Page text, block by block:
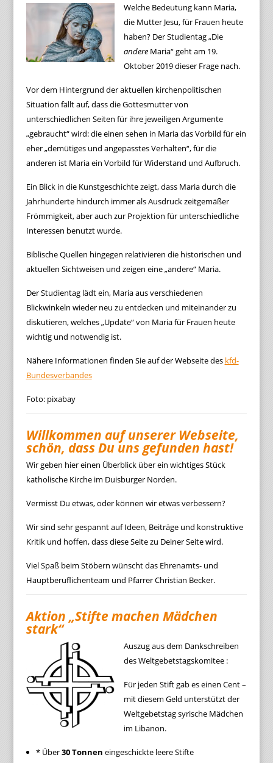
Welche Bedeutung kann Maria,
die Mutter Jesu, für Frauen heute
haben? Der Studientag „Die
andereMaria“ geht am 19.
Oktober 2019 dieser Frage nach.
Vor dem Hintergrund der aktuellen kirchenpolitischen
Situation fällt auf, dass die Gottesmutter von
unterschiedlichen Seiten für ihre jeweiligen Argumente
„gebraucht“ wird: die einen sehen in Maria das Vorbild für ein
eher „demütiges und angepasstes Verhalten“, für die
anderen ist Maria ein Vorbild für Widerstand und Aufbruch.
Ein Blick in die Kunstgeschichte zeigt, dass Maria durch die
Jahrhunderte hindurch immer als Ausdruck zeitgemäßer
Frömmigkeit, aber auch zur Projektion für unterschiedliche
Interessen benutzt wurde.
Biblische Quellen hingegen relativieren die historischen und
aktuellen Sichtweisen und zeigen eine „andere“ Maria.
Der Studientag lädt ein, Maria aus verschiedenen
Blickwinkeln wieder neu zu entdecken und miteinander zu
diskutieren, welches „Update“ von Maria für Frauen heute
wichtig und notwendig ist.
Nähere Informationen finden Sie auf der Webseite des kfd-
Bundesverbandes
Foto: pixabay
Willkommen auf unserer Webseite,
schön, dass Du uns gefunden hast!
Wir geben hier einen Überblick über ein wichtiges Stück
katholische Kirche im Duisburger Norden.
Vermisst Du etwas, oder können wir etwas verbessern?
Wir sind sehr gespannt auf Ideen, Beiträge und konstruktive
Kritik und hoffen, dass diese Seite zu Deiner Seite wird.
Viel Spaß beim Stöbern wünscht das Ehrenamts- und
Hauptberuflichenteam und Pfarrer Christian Becker.
Aktion „Stifte machen Mädchen
stark“
Auszug aus dem Dankschreiben
des Weltgebetstagskomitee :
Für jeden Stift gab es einen Cent –
mit diesem Geld unterstützt der
Weltgebetstag syrische Mädchen
im Libanon.
* Über30 Tonnen eingeschickte leere Stifte